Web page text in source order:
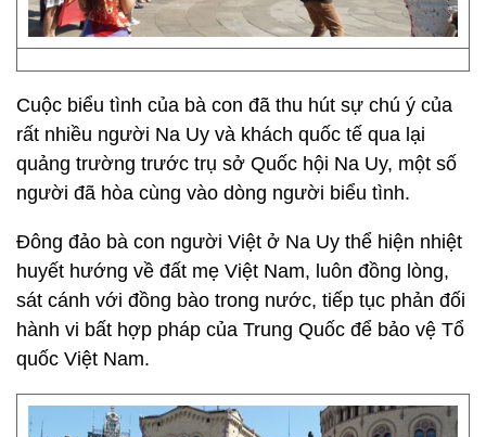
Cuộc biểu tình của bà con đã thu hút sự chú ý của
rất nhiều người Na Uy và khách quốc tế qua lại
quảng trường trước trụ sở Quốc hội Na Uy, một số
người đã hòa cùng vào dòng người biểu tình.
Đông đảo bà con người Việt ở Na Uy thể hiện nhiệt
huyết hướng về đất mẹ Việt Nam, luôn đồng lòng,
sát cánh với đồng bào trong nước, tiếp tục phản đối
hành vi bất hợp pháp của Trung Quốc để bảo vệ Tổ
quốc Việt Nam.